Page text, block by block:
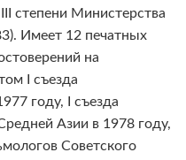
степени Министерства
Имеет 12 печатных
на
I съезда
году, I съезда
Азии в 1978 году,
Советского